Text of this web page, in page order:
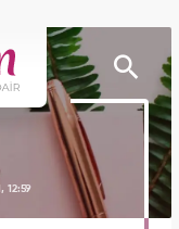
12:59